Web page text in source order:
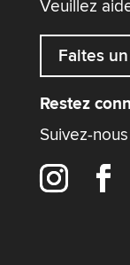
Veuillez
Faites
Restez
Suivez-